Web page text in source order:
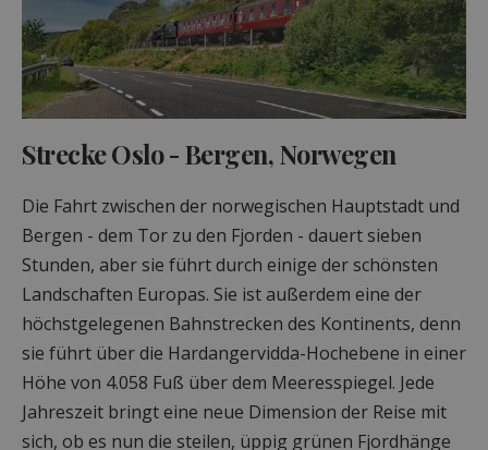
Strecke Oslo - Bergen, Norwegen
Die Fahrt zwischen der norwegischen Hauptstadt und
Bergen - dem Tor zu den Fjorden - dauert sieben
Stunden, aber sie führt durch einige der schönsten
Landschaften Europas. Sie ist außerdem eine der
höchstgelegenen Bahnstrecken des Kontinents, denn
sie führt über die Hardangervidda-Hochebene in einer
Höhe von 4.058 Fuß über dem Meeresspiegel. Jede
Jahreszeit bringt eine neue Dimension der Reise mit
sich, ob es nun die steilen, üppig grünen Fjordhänge